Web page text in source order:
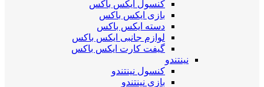
کنسول ایکس باکس
بازی ایکس باکس
دسته ایکس باکس
لوازم جانبی ایکس باکس
گیفت کارت ایکس باکس
نینتندو
کنسول نینتندو
بازی نینتندو